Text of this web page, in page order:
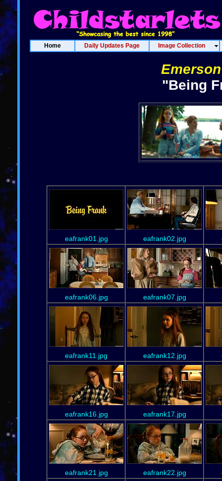
Home Daily Updates Page Image Collection
"Being
eafrank01.jpg eafrank02.jpg
eafrank06.jpg eafrank07.jpg
eafrank11.jpg eafrank12.jpg
eafrank16.jpg eafrank17.jpg
eafrank21.jpg eafrank22.jpg